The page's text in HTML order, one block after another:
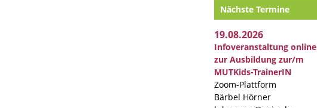
Nächste Termine
19.08.2026
Infoveranstaltung online
zur Ausbildung zur/m
MUTKids-TrainerIN
Zoom-Plattform
Bärbel Hörner